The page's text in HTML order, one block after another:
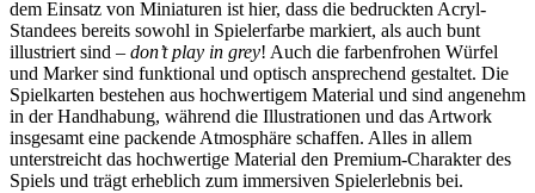
dem Einsatz von Miniaturen ist hier, dass die bedruckten Acryl-
Standees bereits sowohl in Spielerfarbe markiert, als auch bunt
illustriert sind – don’t play in grey! Auch die farbenfrohen Würfel
und Marker sind funktional und optisch ansprechend gestaltet. Die
Spielkarten bestehen aus hochwertigem Material und sind angenehm
in der Handhabung, während die Illustrationen und das Artwork
insgesamt eine packende Atmosphäre schaffen. Alles in allem
unterstreicht das hochwertige Material den Premium-Charakter des
Spiels und trägt erheblich zum immersiven Spielerlebnis bei.